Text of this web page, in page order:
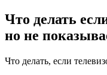
Что делать
но не
Что делать, если